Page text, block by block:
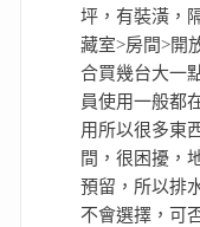
坪，有裝潢，
藏室>房間>開
合買幾台大一
員使用一般都
用所以很多東
間，很困擾，
預留，所以排
不會選擇，可